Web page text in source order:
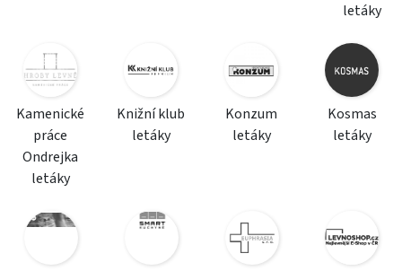
letáky
Kamenické
práce
Ondrejka
letáky
Knižní klub
letáky
Konzum
letáky
Kosmas
letáky